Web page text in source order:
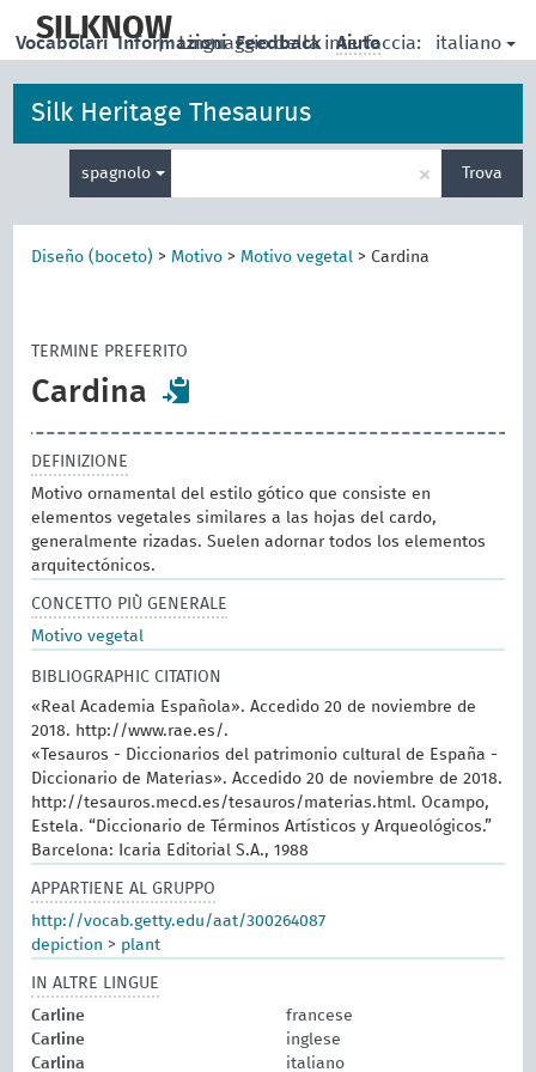
main
SILKNOW
| Linguaggio della interfaccia: italiano
Vocabolari Informazioni Feedback Aiuto
Silk Heritage Thesaurus
spagnolo
per
la
× Trova
Diseño (boceto) > Motivo > Motivo vegetal > Cardina
TERMINE PREFERITO
Cardina
DEFINIZIONE
Motivo ornamental del estilo gótico que consiste en
elementos vegetales similares a las hojas del cardo,
generalmente rizadas. Suelen adornar todos los elementos
arquitectónicos.
CONCETTO PIÙ GENERALE
Motivo vegetal
BIBLIOGRAPHIC CITATION
«Real Academia Española». Accedido 20 de noviembre de
2018. http://www.rae.es/.
«Tesauros - Diccionarios del patrimonio cultural de España -
Diccionario de Materias». Accedido 20 de noviembre de 2018.
http://tesauros.mecd.es/tesauros/materias.html. Ocampo,
Estela. “Diccionario de Términos Artísticos y Arqueológicos.”
Barcelona: Icaria Editorial S.A., 1988
APPARTIENE AL GRUPPO
http://vocab.getty.edu/aat/300264087
depiction > plant
IN ALTRE LINGUE
Carline
francese
Carline
inglese
Carlina
italiano